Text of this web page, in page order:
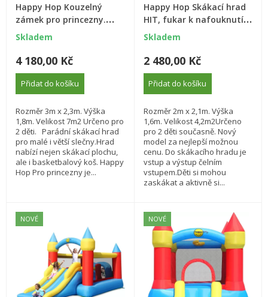
Happy Hop Kouzelný
zámek pro princezny.
Happy Hop skákací hrady
Skladem
4 180,00 Kč
Přidat do košíku
Rozměr 3m x 2,3m. Výška
1,8m. Velikost 7m2 Určeno pro
2 děti. Parádní skákací hrad
pro malé i větší slečny.Hrad
nabízí nejen skákací plochu,
ale i basketbalový koš. Happy
Hop Pro princezny je...
Happy Hop Skákací hrad
HIT, fukar k nafouknutí,
jistící kolíky, přepravní
Skladem
2 480,00 Kč
Přidat do košíku
Rozměr 2m x 2,1m. Výška
1,6m. Velikost 4,2m2Určeno
pro 2 děti současně. Nový
model za nejlepší možnou
cenu. Do skákacího hradu je
vstup a výstup čelním
vstupem.Děti si mohou
zaskákat a aktivně si...
NOVÉ NOVÉ